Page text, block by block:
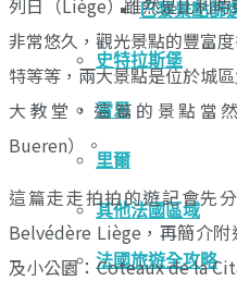
巴黎景點篩
史特拉斯堡
雷恩
里爾
其他法國區域
法國旅遊全攻略
列日（Liège）雖然是比利
非常悠久，觀光景點的豐富
特等等，兩大景點是位於城
大教堂，這篇的景點當
Bueren）。
這篇走走拍拍的遊記會先
Belvédère Liège，再簡介
及小公園：Coteaux de la